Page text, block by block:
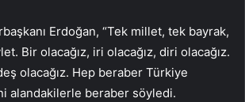
Erdoğan, “Tek millet, tek bayrak,
Bir olacağız, iri olacağız, diri olacağız.
olacağız. Hep beraber Türkiye
alandakilerle beraber söyledi.